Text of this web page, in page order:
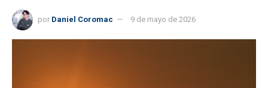
por Daniel Coromac 9 de mayo de 2026